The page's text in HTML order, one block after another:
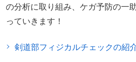
の分析に取り組み、ケガ予防の一
っていきます！
剣道部フィジカルチェックの紹